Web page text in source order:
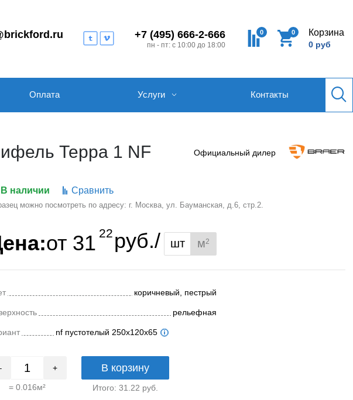
+7 (495) 666-2-666
пн - пт: с 10:00 до 18:00
0 0 Корзина
0 руб
Оплата Услуги Контакты
Терра 1 NF Официальный дилер
В наличии Сравнить
можно посмотреть по адресу: г. Москва, ул. Бауманская, д.6, стр.2.
от 31 22 руб./ шт м2
коричневый, пестрый
рельефная
nf пустотелый 250x120x65
+
= 0.016м²
В корзину
Итого: 31.22 руб.